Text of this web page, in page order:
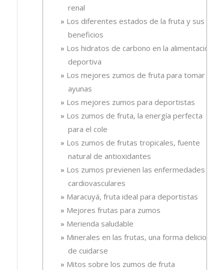
renal
Los diferentes estados de la fruta y sus
beneficios
Los hidratos de carbono en la alimentación
deportiva
Los mejores zumos de fruta para tomar en
ayunas
Los mejores zumos para deportistas
Los zumos de fruta, la energía perfecta
para el cole
Los zumos de frutas tropicales, fuente
natural de antioxidantes
Los zumos previenen las enfermedades
cardiovasculares
Maracuyá, fruta ideal para deportistas
Mejores frutas para zumos
Merienda saludable
Minerales en las frutas, una forma deliciosa
de cuidarse
Mitos sobre los zumos de fruta